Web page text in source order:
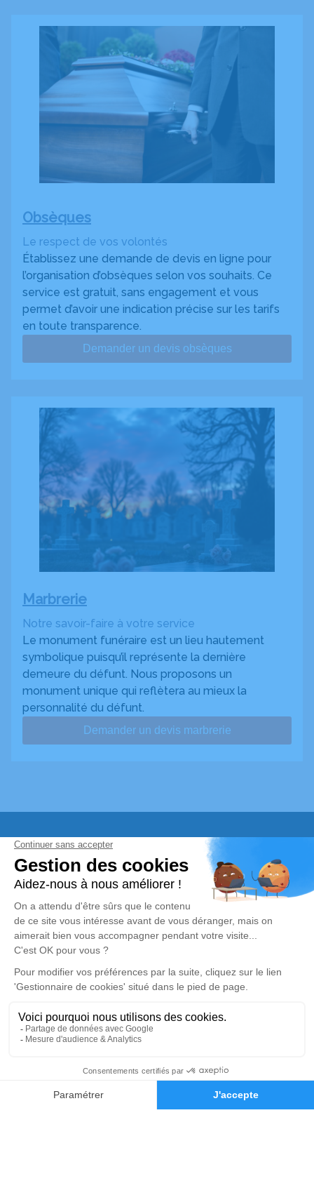
Demande de devis
Obsèques
Le respect de vos volontés
Établissez une demande de devis en ligne pour
l’organisation d’obsèques selon vos souhaits. Ce
service est gratuit, sans engagement et vous
permet d’avoir une indication précise sur les tarifs
en toute transparence.
Demander un devis obsèques
Marbrerie
Notre savoir-faire à votre service
Le monument funéraire est un lieu hautement
symbolique puisqu’il représente la dernière
demeure du défunt. Nous proposons un
monument unique qui reflètera au mieux la
personnalité du défunt.
Demander un devis marbrerie
Master
Obtenez un devis
Devis obsèques
Devis prévoyance
Devis marbrerie
Notre agence
04 82 53 51 51
support@simplifia.fr